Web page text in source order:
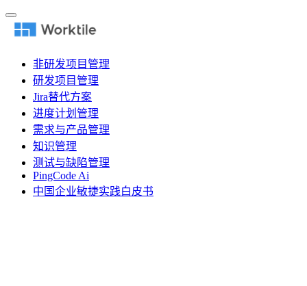
非研发项目管理
研发项目管理
Jira替代方案
进度计划管理
需求与产品管理
知识管理
测试与缺陷管理
PingCode Ai
中国企业敏捷实践白皮书